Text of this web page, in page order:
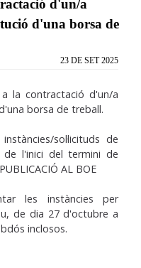
d'un/a
d'una borsa de
23 DE SET 2025
la contractació d'un/a
borsa de treball.
sol·licituds de
de l'inici del termini de
AL BOE
les instàncies per
de dia 27 d'octubre a
inclosos.